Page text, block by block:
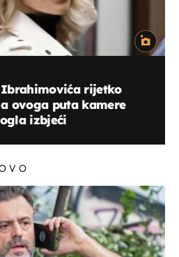
rijetko
ovoga puta kamere
izbjeći